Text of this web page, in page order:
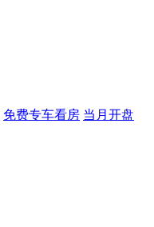
免费专车看房 当月开盘